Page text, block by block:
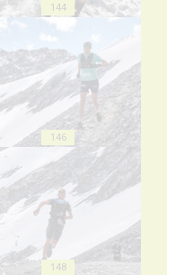
144
146
148